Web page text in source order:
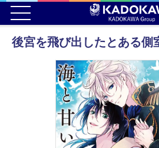
後宮を飛び出したとある側